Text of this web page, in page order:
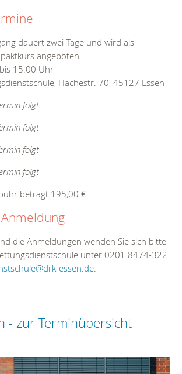
dauert zwei Tage und wird als
angeboten.
15.00 Uhr
Hachestr. 70, 45127 Essen
folgt
folgt
folgt
folgt
beträgt 195,00 €.
die Anmeldungen wenden Sie sich bitte
unter 0201 8474-322
essen.de
- zur Terminübersicht